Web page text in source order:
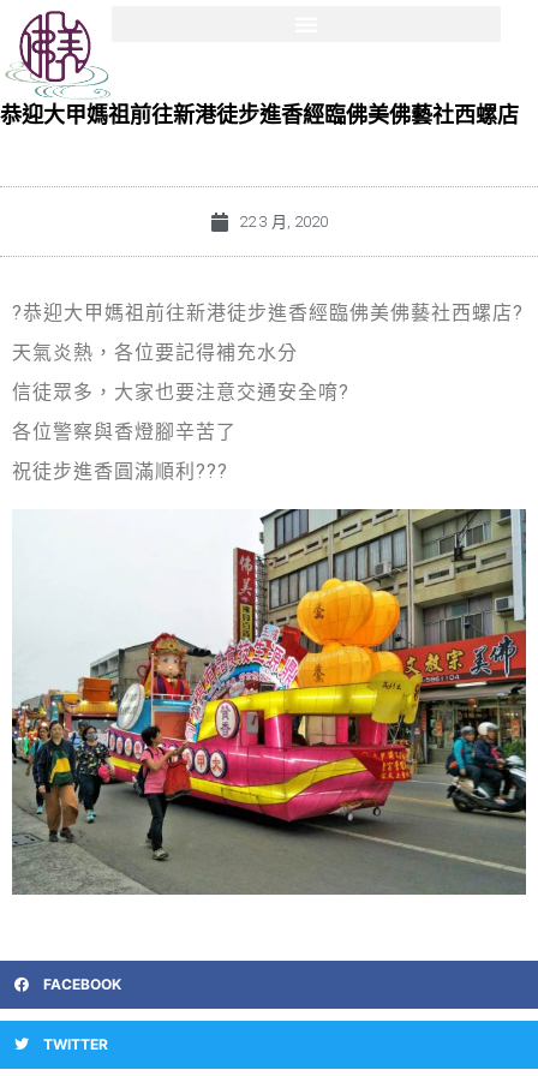
恭迎大甲媽祖前往新港徒步進香經臨佛美佛藝社西螺店
22 3 月, 2020
?恭迎大甲媽祖前往新港徒步進香經臨佛美佛藝社西螺店?
天氣炎熱，各位要記得補充水分
信徒眾多，大家也要注意交通安全唷?
各位警察與香燈腳辛苦了
祝徒步進香圓滿順利 ???
FACEBOOK
TWITTER